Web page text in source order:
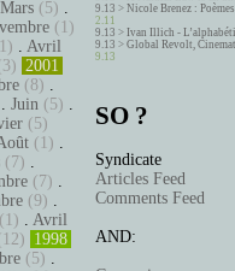
Mars (5) .
(1)
. Avril
2001
(8) .
. Juin (5) .
(5)
(1) .
(7) .
(7) .
(9) .
(1) . Avril
1998
(5) .
9.13 > Nicole Brenez :
2.11
9.13 > Ivan Illich -
9.13 > Global Revolt,
9.13
SO ?
Syndicate
Articles Feed
Comments Feed
AND: